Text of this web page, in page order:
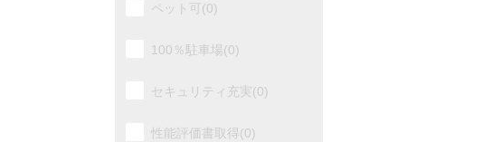
ペット可(0)
100％駐車場(0)
セキュリティ充実(0)
性能評価書取得(0)